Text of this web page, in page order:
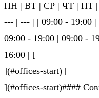
ПН | ВТ | СР | ЧТ | ПТ |
--- | --- | | 09:00 - 19:00
09:00 - 19:00 | 09:00 -
16:00 | [
](#offices-start) [
](#offices-start)####